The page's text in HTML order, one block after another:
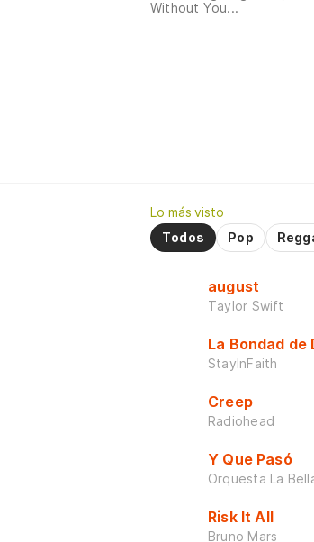
Without You...
Lo más visto
Todos
Pop
august
Taylor Swift
La Bondad de
StayInFaith
Creep
Radiohead
Y Que Pasó
Orquesta La
Risk It All
Bruno Mars